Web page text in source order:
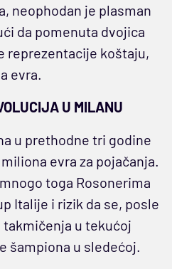
neophodan je plasman
da pomenuta dvojica
reprezentacije koštaju,
evra.
U MILANU
u prethodne tri godine
evra za pojačanja.
toga Rosonerima
Italije i rizik da se, posle
u tekućoj
šampiona u sledećoj.